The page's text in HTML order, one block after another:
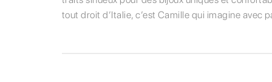
tout droit d’Italie, c’est Camille qui imagine avec